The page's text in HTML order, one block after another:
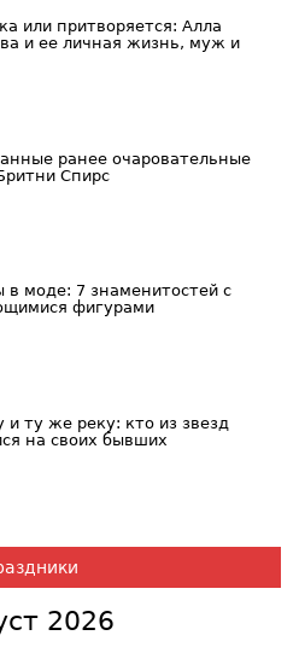
или притворяется: Алла
и ее личная жизнь, муж и
ранее очаровательные
Спирс
в моде: 7 знаменитостей с
фигурами
и ту же реку: кто из звезд
на своих бывших
2026